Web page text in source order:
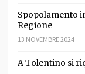
Spopolamento
Regione
13 NOVEMBRE 2024
A Tolentino si